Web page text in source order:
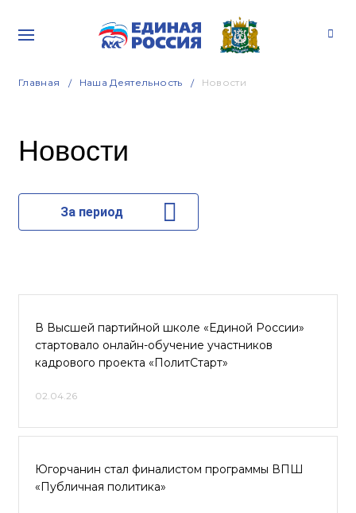
Главная Наша Деятельность Новости
Новости
За период
В Высшей партийной школе «Единой России»
стартовало онлайн-обучение участников
кадрового проекта «ПолитСтарт»
02.04.26
Югорчанин стал финалистом программы ВПШ
«Публичная политика»